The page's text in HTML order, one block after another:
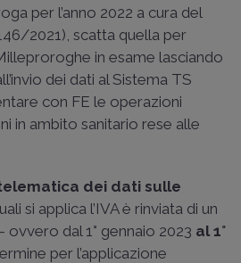
per l’anno 2022 a cura del
2021), scatta quella per
in esame lasciando
dei dati al Sistema TS
con FE le operazioni
in ambito sanitario rese alle
dei dati sulle
si applica l’IVA è rinviata di un
- ovvero dal 1° gennaio 2023 al 1°
per l’applicazione